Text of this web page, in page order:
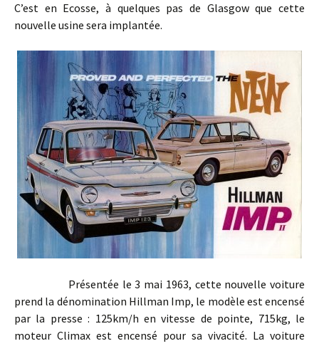
C’est en Ecosse, à quelques pas de Glasgow que cette
nouvelle usine sera implantée.
Présentée le 3 mai 1963, cette nouvelle voiture
prend la dénomination Hillman Imp, le modèle est encensé
par la presse : 125km/h en vitesse de pointe, 715kg, le
moteur Climax est encensé pour sa vivacité. La voiture